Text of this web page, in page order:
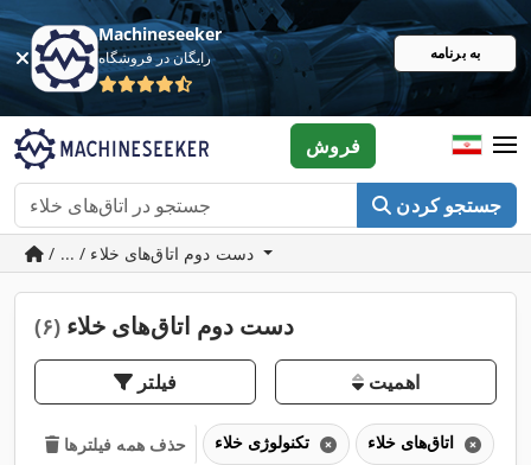
Machineseeker
رایگان در فروشگاه به برنامه
جستجو کردن
فروش
دست دوم اتاق‌های خلاء (۶)
فیلتر اهمیت
حذف همه فیلترها